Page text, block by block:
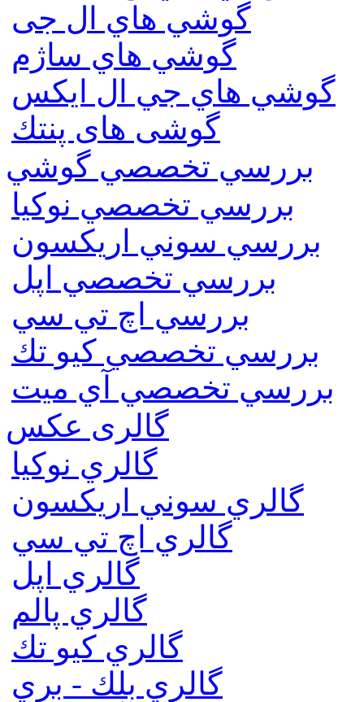
گوشي هاي ال جی
گوشي هاي ساژم
گوشي هاي جي ال ايكس
گوشی های پنتك
بررسي تخصصي گوشي
بررسي تخصصي نوكيا
بررسي سوني اريكسون
بررسي تخصصي اپل
بررسي اچ تي سي
بررسي تخصصي كيو تك
بررسي تخصصي آي ميت
گالری عکس
گالري نوكيا
گالري سوني اريكسون
گالري اچ تي سي
گالري اپل
گالري پالم
گالري كيو تك
گالري بلك - بري